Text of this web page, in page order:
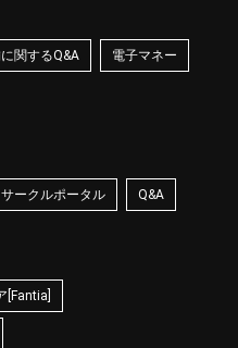
関するQ&A 電子マネー
サークルポータル Q&A
[Fantia]